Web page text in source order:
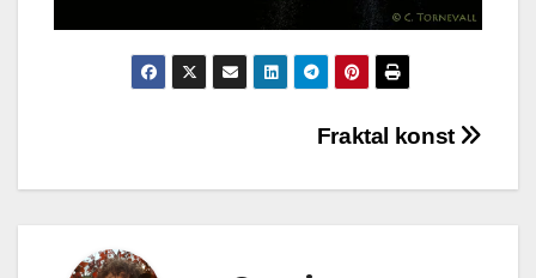
InläggsnavigeringFraktal konst